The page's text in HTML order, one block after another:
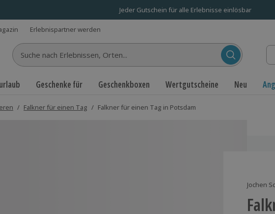
Jeder Gutschein für alle Erlebnisse einlösbar
Erlebnispartner werden
Suche nach Erlebnissen...
Geschenke für Geschenkboxen Wertgutscheine Neu
/ Falkner für einen Tag / Falkner für einen Tag in Potsdam
Jochen